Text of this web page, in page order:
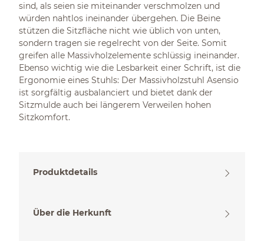
sind, als seien sie miteinander verschmolzen und
würden nahtlos ineinander übergehen. Die Beine
stützen die Sitzfläche nicht wie üblich von unten,
sondern tragen sie regelrecht von der Seite. Somit
greifen alle Massivholzelemente schlüssig ineinander.
Ebenso wichtig wie die Lesbarkeit einer Schrift, ist die
Ergonomie eines Stuhls: Der Massivholzstuhl Asensio
ist sorgfältig ausbalanciert und bietet dank der
Sitzmulde auch bei längerem Verweilen hohen
Sitzkomfort.
Produktdetails
Über die Herkunft